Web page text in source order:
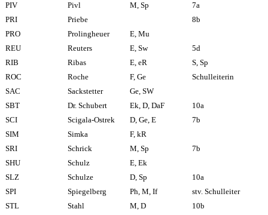
PIV
Pivl M, Sp
7a
PRI
Priebe
8b
PRO
Prolingheuer
E, Mu
REU
Reuters E, Sw
5d
RIB
Ribas E, eR
S, Sp
ROC
Roche F, Ge
Schulleiterin
SAC
Sackstetter
Ge, SW
SBT
Dr. Schubert Ek, D, DaF
10a
SCI
Scigala-Ostrek D, Ge, E
7b
SIM
Simka
F, kR
SRI
Schrick M, Sp
7b
SHU
Schulz
E, Ek
SLZ
Schulze D, Sp
10a
SPI
Spiegelberg Ph, M, If
stv. Schulleiter
STL
Stahl M, D
10b